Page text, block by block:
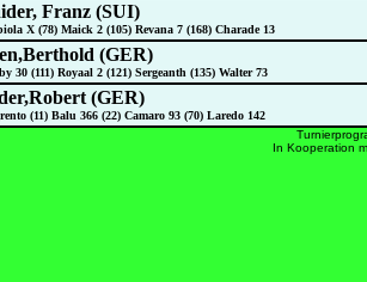
Franz (SUI)
X (78) Maick 2 (105) Revana 7 (168) Charade 13
(GER)
30 (111) Royaal 2 (121) Sergeanth (135) Walter 73
(GER)
(11) Balu 366 (22) Camaro 93 (70) Laredo 142
In Kooperation